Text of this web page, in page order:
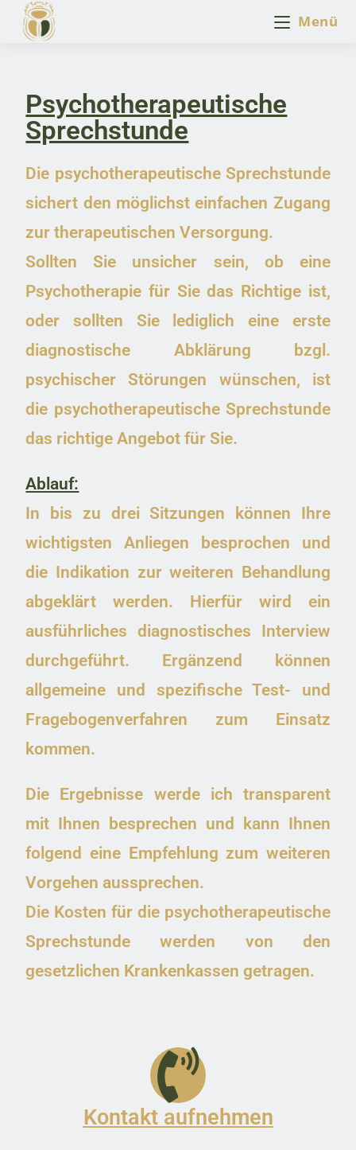
Menü
Psychotherapeutische
Sprechstunde
Die psychotherapeutische Sprechstunde
sichert den möglichst einfachen Zugang
zur therapeutischen Versorgung.
Sollten Sie unsicher sein, ob eine
Psychotherapie für Sie das Richtige ist,
oder sollten Sie lediglich eine erste
diagnostische Abklärung bzgl.
psychischer Störungen wünschen, ist
die psychotherapeutische Sprechstunde
das richtige Angebot für Sie.
Ablauf:
In bis zu drei Sitzungen können Ihre
wichtigsten Anliegen besprochen und
die Indikation zur weiteren Behandlung
abgeklärt werden. Hierfür wird ein
ausführliches diagnostisches Interview
durchgeführt. Ergänzend können
allgemeine und spezifische Test- und
Fragebogenverfahren zum Einsatz
kommen.
Die Ergebnisse werde ich transparent
mit Ihnen besprechen und kann Ihnen
folgend eine Empfehlung zum weiteren
Vorgehen aussprechen.
Die Kosten für die psychotherapeutische
Sprechstunde werden von den
gesetzlichen Krankenkassen getragen.
Kontakt aufnehmen